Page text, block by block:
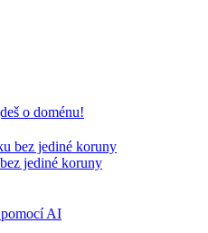
o doménu!
jediné koruny
AI